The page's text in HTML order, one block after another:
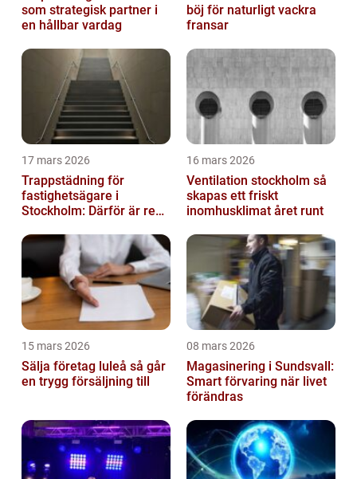
som strategisk partner i
en hållbar vardag
böj för naturligt vackra
fransar
17 mars 2026
Trappstädning för
fastighetsägare i
Stockholm: Därför är rena
investering
16 mars 2026
Ventilation stockholm så
skapas ett friskt
inomhusklimat året runt
15 mars 2026
Sälja företag luleå så går
en trygg försäljning till
08 mars 2026
Magasinering i Sundsvall:
Smart förvaring när livet
förändras